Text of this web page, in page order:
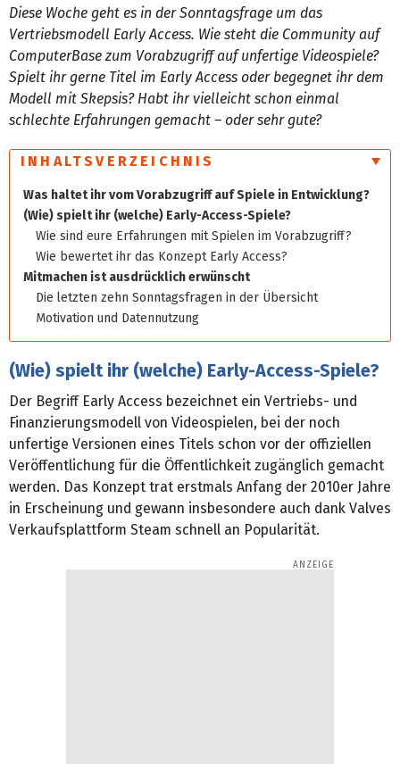
Diese Woche geht es in der Sonntagsfrage um das
Vertriebsmodell Early Access. Wie steht die Community auf
ComputerBase zum Vorabzugriff auf unfertige Videospiele?
Spielt ihr gerne Titel im Early Access oder begegnet ihr dem
Modell mit Skepsis? Habt ihr vielleicht schon einmal
schlechte Erfahrungen gemacht – oder sehr gute?
INHALTSVERZEICHNIS
Was haltet ihr vom Vorab­zugriff auf Spiele in Entwicklung?
(Wie) spielt ihr (welche) Early-Access-Spiele?
Wie sind eure Erfahrungen mit Spielen im Vorabzugriff?
Wie bewertet ihr das Konzept Early Access?
Mitmachen ist ausdrücklich erwünscht
Die letzten zehn Sonntagsfragen in der Übersicht
Motivation und Datennutzung
(Wie) spielt ihr (welche) Early-Access-Spiele?
Der Begriff Early Access bezeichnet ein Vertriebs- und
Finanzierungsmodell von Videospielen, bei der noch
unfertige Versionen eines Titels schon vor der offiziellen
Veröffentlichung für die Öffentlichkeit zugänglich gemacht
werden. Das Konzept trat erstmals Anfang der 2010er Jahre
in Erscheinung und gewann insbesondere auch dank Valves
Verkaufsplattform Steam schnell an Popularität.